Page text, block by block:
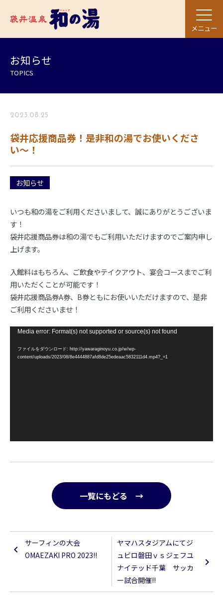
メニュー
お知らせ
TOPICS
2023.08.25
袋井応援商品券！是非和の湯でお使いくださ
い〜！
お知らせ
いつも和の湯をご利用くださいまして、誠にありがとうございま
す！
袋井応援商品券は和の湯でもご利用いただけますのでご案内申し
上げます。
入館料はもちろん、ご飲食やテイクアウト、宴会コースまでご利
用いただくことが可能です！
袋井応援商品券A券、B券ともにお使いいただけますので、是非
ご利用くださいませ！
Media error: Format(s) not supported or source(s) not found
ファイルをダウンロード: http://yawaraginoyu.co.jp/w/wp-
content/uploads/2023/08/8e4444887afd8de25edeaac5832111d4.mp4?_=1
一覧にもどる →
サーフィンの大会
OMAEZAKI PRO 2023!!
ヤマハスタジアムにてジ
ュビロ磐田ｖｓジェフユ
ナイテッド千葉 サッカ
ー試合開催!!